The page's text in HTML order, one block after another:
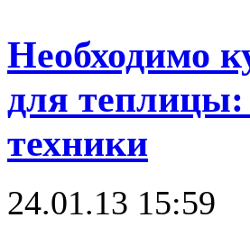
Необходимо
для теплицы:
техники
24.01.13 15:59